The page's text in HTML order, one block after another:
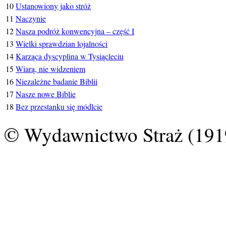
10Ustanowiony jako stróż
11 Naczynie
12Nasza podróż konwencyjna – część I
13 Wielki sprawdzian lojalności
14Karząca dyscyplina w Tysiącleciu
15 Wiarą, nie widzeniem
16Niezależne badanie Biblii
17 Nasze nowe Biblie
18 Bez przestanku się módlcie
© Wydawnictwo Straż